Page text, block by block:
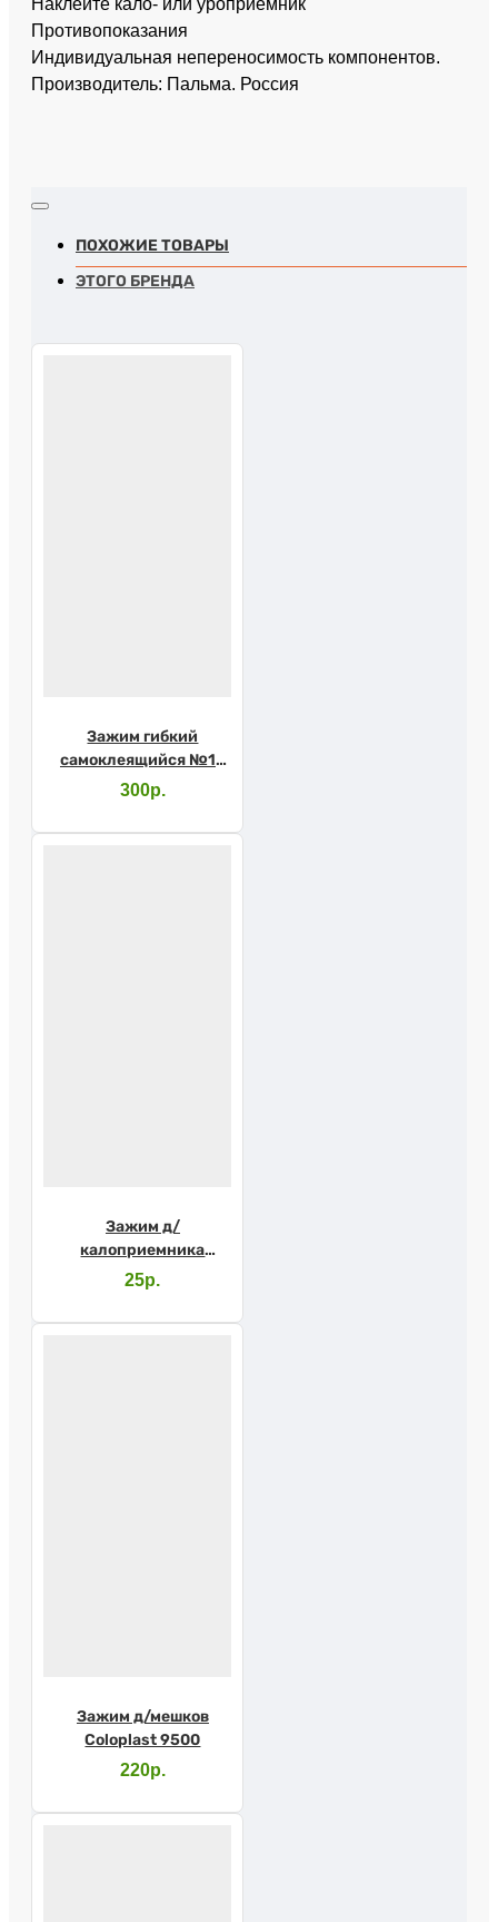
Противопоказания
Индивидуальная непереносимость компонентов.
Производитель: Пальма. Россия
ПОХОЖИЕ ТОВАРЫ
ЭТОГО БРЕНДА
Зажим гибкий
самоклеящийся №10
(Абуцел)
300р.
Зажим д/
калоприемника
Абуцел
25р.
Зажим д/мешков
Coloplast 9500
220р.